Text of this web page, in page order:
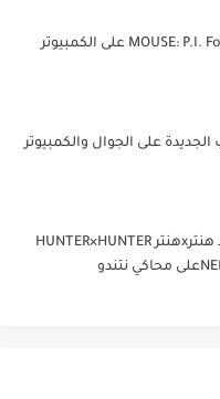
تحميل لعبة MOUSE: P.I. For Hire على الكمبيوتر
الجديدة على الجوال والكمبيوتر
تحميل لعبة الصياد هنترxهنتر HUNTER×HUNTER
NEN×IMPACT [JP].xciعلى محاكي نتندو